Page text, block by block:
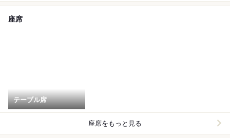
座席
テーブル席
座席をもっと見る